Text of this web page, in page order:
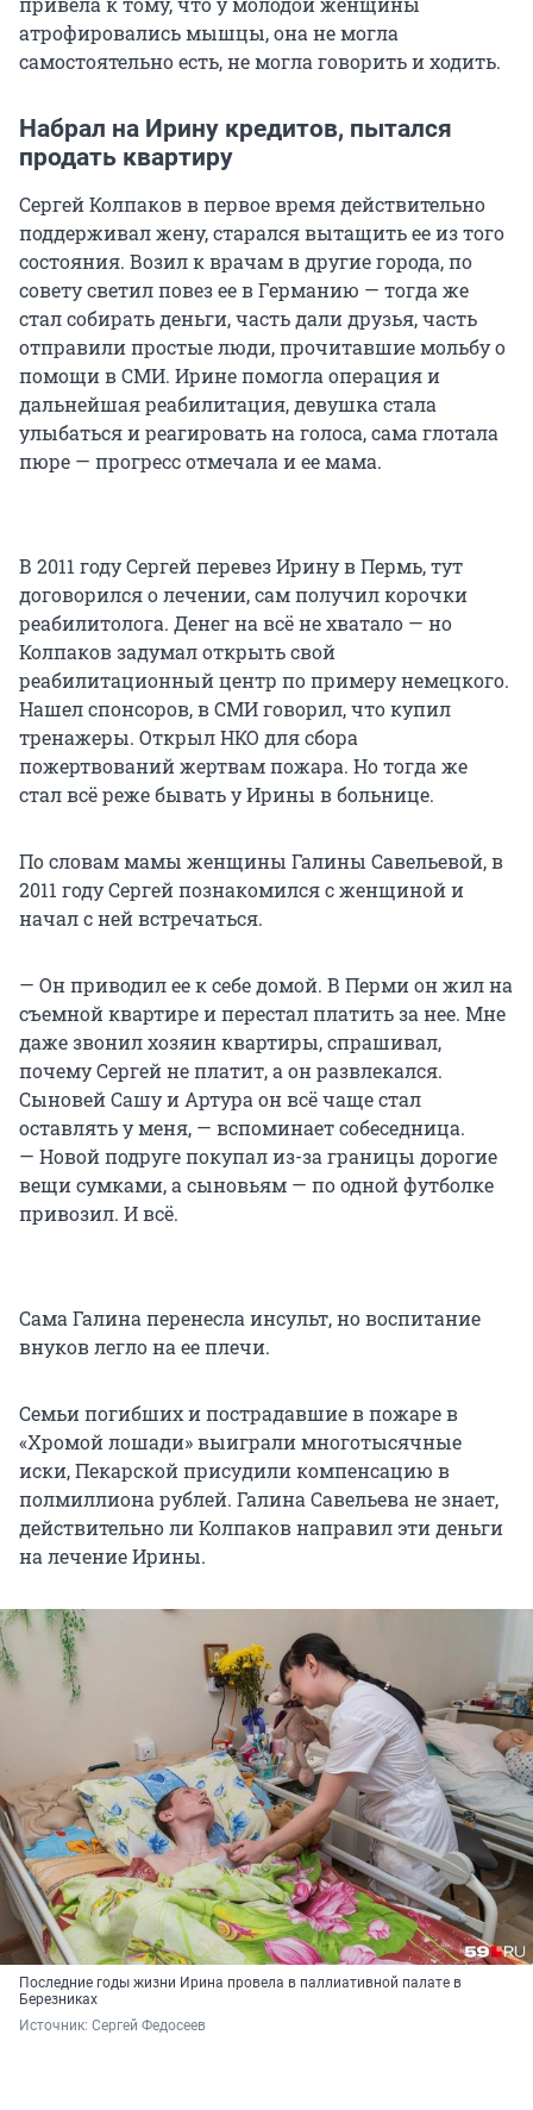
атрофировались мышцы, она не могла
самостоятельно есть, не могла говорить и ходить.
Набрал на Ирину кредитов, пытался
продать квартиру
Сергей Колпаков в первое время действительно
поддерживал жену, старался вытащить ее из того
состояния. Возил к врачам в другие города, по
совету светил повез ее в Германию — тогда же
стал собирать деньги, часть дали друзья, часть
отправили простые люди, прочитавшие мольбу о
помощи в СМИ. Ирине помогла операция и
дальнейшая реабилитация, девушка стала
улыбаться и реагировать на голоса, сама глотала
пюре — прогресс отмечала и ее мама.
В 2011 году Сергей перевез Ирину в Пермь, тут
договорился о лечении, сам получил корочки
реабилитолога. Денег на всё не хватало — но
Колпаков задумал открыть свой
реабилитационный центр по примеру немецкого.
Нашел спонсоров, в СМИ говорил, что купил
тренажеры. Открыл НКО для сбора
пожертвований жертвам пожара. Но тогда же
стал всё реже бывать у Ирины в больнице.
По словам мамы женщины Галины Савельевой, в
2011 году Сергей познакомился с женщиной и
начал с ней встречаться.
— Он приводил ее к себе домой. В Перми он жил на
съемной квартире и перестал платить за нее. Мне
даже звонил хозяин квартиры, спрашивал,
почему Сергей не платит, а он развлекался.
Сыновей Сашу и Артура он всё чаще стал
оставлять у меня, — вспоминает собеседница.
— Новой подруге покупал из-за границы дорогие
вещи сумками, а сыновьям — по одной футболке
привозил. И всё.
Сама Галина перенесла инсульт, но воспитание
внуков легло на ее плечи.
Семьи погибших и пострадавшие в пожаре в
«Хромой лошади» выиграли многотысячные
иски, Пекарской присудили компенсацию в
полмиллиона рублей. Галина Савельева не знает,
действительно ли Колпаков направил эти деньги
на лечение Ирины.
Последние годы жизни Ирина провела в паллиативной палате в
Березниках
Источник: Сергей Федосеев